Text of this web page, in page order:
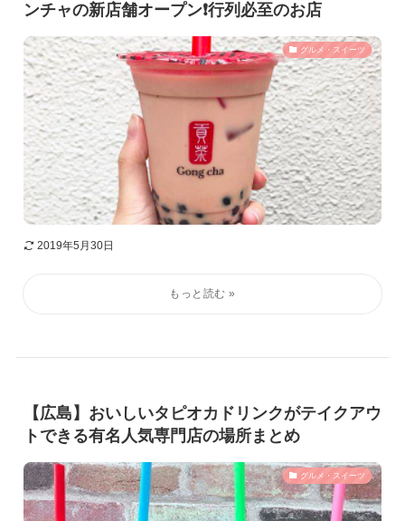
ンチャの新店舗オープン❗️行列必至のお店
グルメ・スイーツ
2019年5月30日
【広島】おいしいタピオカドリンクがテイクアウ
トできる有名人気専門店の場所まとめ
グルメ・スイーツ